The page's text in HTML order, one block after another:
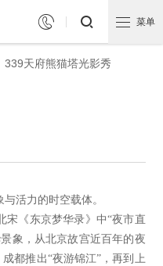
  菜单
339天府熊猫塔光影秀
活力的时空载体。
宋《东京梦华录》中“夜市直
象，从北京故宫近百年的夜
都推出“夜游锦江”，再到上